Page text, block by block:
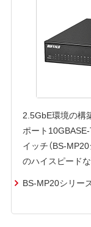
2.5GbE環境の構
ポート
イッチ（BS-
のハイスピード
BS-MP20シリー